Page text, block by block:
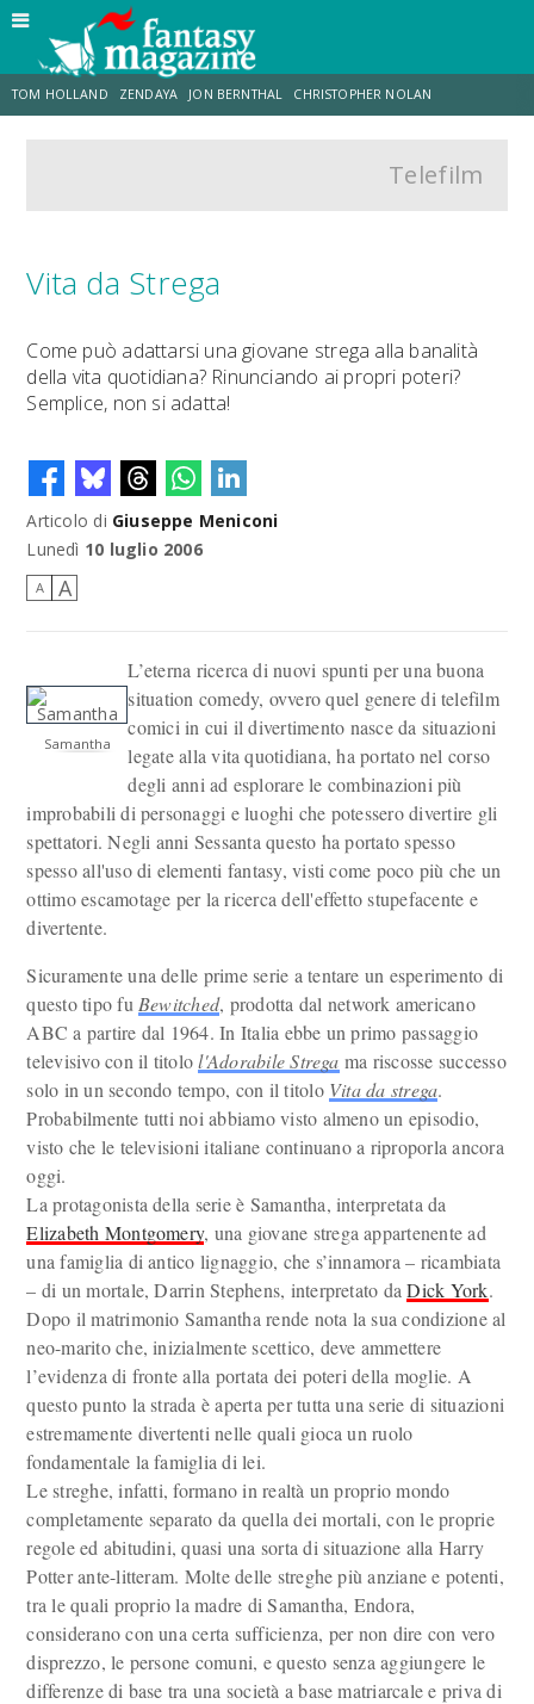
TOM HOLLAND ZENDAYA JON BERNTHAL CHRISTOPHER NOLAN
JACOB BATALON
Telefilm
Vita da Strega
Come può adattarsi una giovane strega alla banalità
della vita quotidiana? Rinunciando ai propri poteri?
Semplice, non si adatta!
Articolo di Giuseppe Meniconi
Lunedì 10 luglio 2006
A A
Samantha
L’eterna ricerca di nuovi spunti per una buona
situation comedy, ovvero quel genere di telefilm
comici in cui il divertimento nasce da situazioni
legate alla vita quotidiana, ha portato nel corso
degli anni ad esplorare le combinazioni più
improbabili di personaggi e luoghi che potessero divertire gli
spettatori. Negli anni Sessanta questo ha portato spesso
spesso all'uso di elementi fantasy, visti come poco più che un
ottimo escamotage per la ricerca dell'effetto stupefacente e
divertente.
Sicuramente una delle prime serie a tentare un esperimento di
questo tipo fu Bewitched, prodotta dal network americano
ABC a partire dal 1964. In Italia ebbe un primo passaggio
televisivo con il titolol'Adorabile Strega ma riscosse successo
solo in un secondo tempo, con il titolo Vita da strega.
Probabilmente tutti noi abbiamo visto almeno un episodio,
visto che le televisioni italiane continuano a riproporla ancora
oggi.
La protagonista della serie è Samantha, interpretata da
Elizabeth Montgomery, una giovane strega appartenente ad
una famiglia di antico lignaggio, che s’innamora – ricambiata
– di un mortale, Darrin Stephens, interpretato daDick York.
Dopo il matrimonio Samantha rende nota la sua condizione al
neo-marito che, inizialmente scettico, deve ammettere
l’evidenza di fronte alla portata dei poteri della moglie. A
questo punto la strada è aperta per tutta una serie di situazioni
estremamente divertenti nelle quali gioca un ruolo
fondamentale la famiglia di lei.
Le streghe, infatti, formano in realtà un proprio mondo
completamente separato da quella dei mortali, con le proprie
regole ed abitudini, quasi una sorta di situazione alla Harry
Potter ante-litteram. Molte delle streghe più anziane e potenti,
tra le quali proprio la madre di Samantha, Endora,
considerano con una certa sufficienza, per non dire con vero
disprezzo, le persone comuni, e questo senza aggiungere le
differenze di base tra una società a base matriarcale e priva di